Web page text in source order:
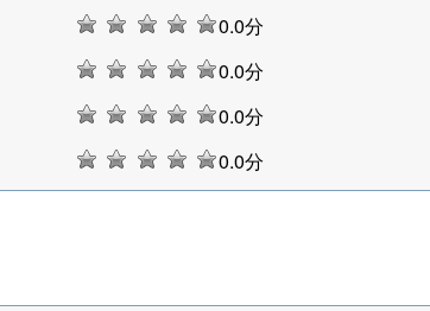
0.0分
0.0分
0.0分
0.0分